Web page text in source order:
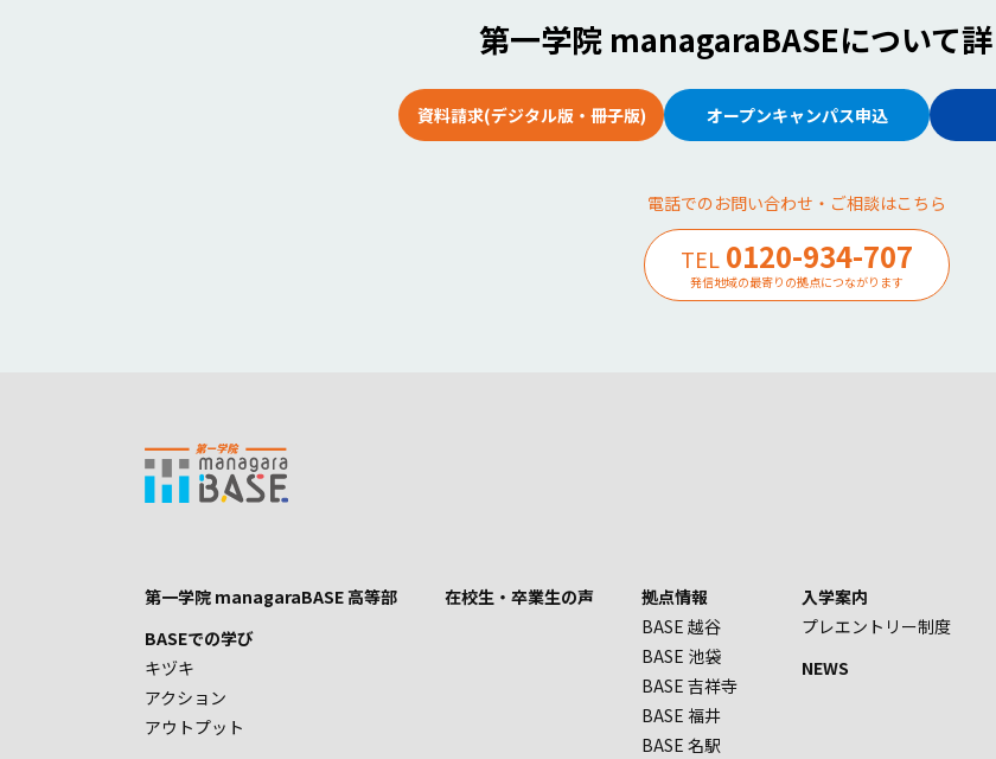
第一学院 managaraBASEについて
資料請求(デジタル版・冊子版) オープンキャンパス申込
電話でのお問い合わせ・ご相談はこちら
TEL 0120-934-707
発信地域の最寄りの拠点につながります
第一学院 managaraBASE 高等部
BASEでの学び
キヅキ
アクション
アウトプット
在校生・卒業生の声
拠点情報
BASE 越谷
BASE 池袋
BASE 吉祥寺
BASE 福井
BASE 名駅
入学案内
プレエントリー制度
NEWS